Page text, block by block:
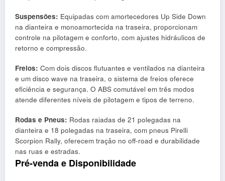
Suspensões: Equipadas com amortecedores Up Side Down
na dianteira e monoamortecida na traseira, proporcionam
controle na pilotagem e conforto, com ajustes hidráulicos de
retorno e compressão.
Freios: Com dois discos flutuantes e ventilados na dianteira
e um disco wave na traseira, o sistema de freios oferece
eficiência e segurança. O ABS comutável em três modos
atende diferentes níveis de pilotagem e tipos de terreno.
Rodas e Pneus: Rodas raiadas de 21 polegadas na
dianteira e 18 polegadas na traseira, com pneus Pirelli
Scorpion Rally, oferecem tração no off-road e durabilidade
nas ruas e estradas.
Pré-venda e Disponibilidade